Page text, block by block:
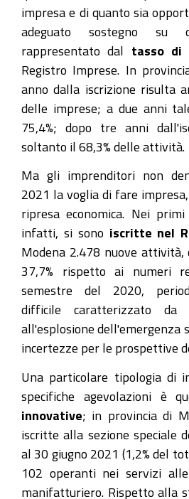
impresa e di quanto sia
adeguato sostegno su
rappresentato dal tasso di
Registro Imprese. In
anno dalla iscrizione risulta
delle imprese; a due anni
75,4%; dopo tre anni
soltanto il 68,3% delle attività.
Ma gli imprenditori non
2021 la voglia di fare
ripresa economica. Nei
infatti, si sono iscritte nel
Modena 2.478 nuove attività,
37,7% rispetto ai numeri
semestre del 2020,
difficile caratterizzato da
all'esplosione dell'emergenza
incertezze per le prospettive
Una particolare tipologia di
specifiche agevolazioni è
innovative; in provincia di
iscritte alla sezione speciale
al 30 giugno 2021 (1,2% del
102 operanti nei servizi
manifatturiero. Rispetto alla